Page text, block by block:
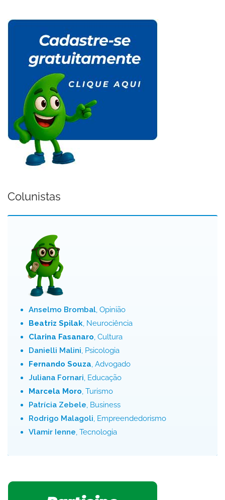
Colunistas
Anselmo Brombal, Opinião
Beatriz Spilak, Neurociência
Clarina Fasanaro, Cultura
Danielli Malini, Psicologia
Fernando Souza, Advogado
Juliana Fornari, Educação
Marcela Moro, Turismo
Patrícia Zebele, Business
Rodrigo Malagoli, Empreendedorismo
Vlamir Ienne, Tecnologia